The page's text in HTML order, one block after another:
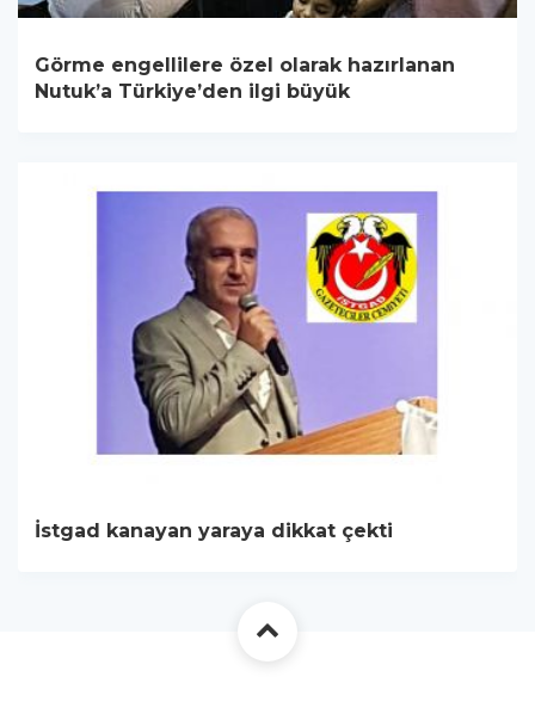
Görme engellilere özel olarak hazırlanan
Nutuk’a Türkiye’den ilgi büyük
İstgad kanayan yaraya dikkat çekti